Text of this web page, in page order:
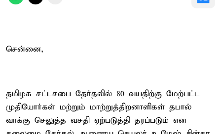
சென்னை,
தமிழக சட்டசபை தேர்தலில் 80 வயதிற்கு மேற்பட்ட
முதியோர்கள் மற்றும் மாற்றுத்திறனாளிகள் தபால்
வாக்கு செலுத்த வசதி ஏற்படுத்தி தரப்படும் என